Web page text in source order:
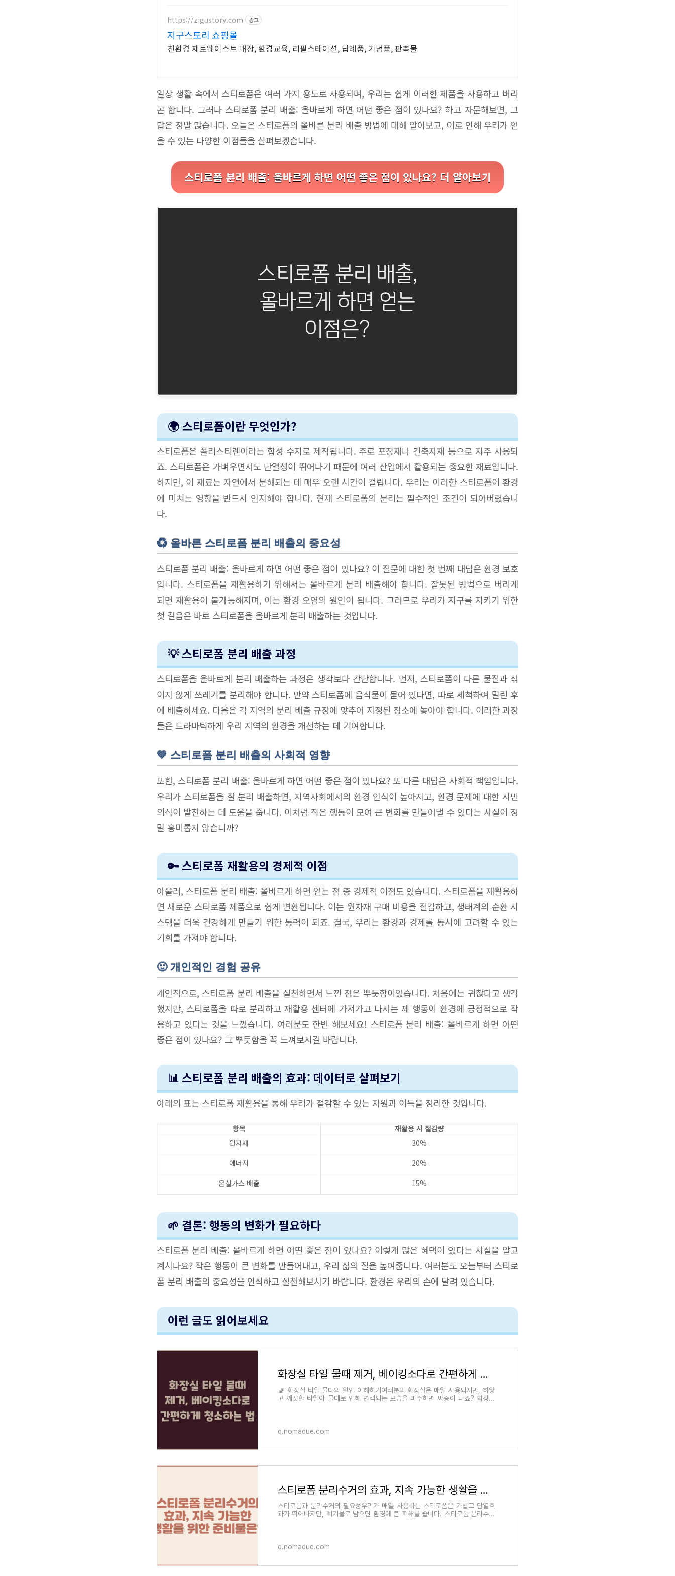
https://zigustory.com 광고
지구스토리 쇼핑몰
친환경 제로웨이스트 매장, 환경교육, 리필스테이션, 답례품, 기념품, 판촉물
일상 생활 속에서 스티로폼은 여러 가지 용도로 사용되며, 우리는 쉽게 이러한 제품을 사용하고 버리
곤 합니다. 그러나 스티로폼 분리 배출: 올바르게 하면 어떤 좋은 점이 있나요? 하고 자문해보면, 그
답은 정말 많습니다. 오늘은 스티로폼의 올바른 분리 배출 방법에 대해 알아보고, 이로 인해 우리가 얻
을 수 있는 다양한 이점들을 살펴보겠습니다.
스티로폼 분리 배출: 올바르게 하면 어떤 좋은 점이 있나요? 더 알아보기
🌍 스티로폼이란 무엇인가?
스티로폼은 폴리스티렌이라는 합성 수지로 제작됩니다. 주로 포장재나 건축자재 등으로 자주 사용되
죠. 스티로폼은 가벼우면서도 단열성이 뛰어나기 때문에 여러 산업에서 활용되는 중요한 재료입니다.
하지만, 이 재료는 자연에서 분해되는 데 매우 오랜 시간이 걸립니다. 우리는 이러한 스티로폼이 환경
에 미치는 영향을 반드시 인지해야 합니다. 현재 스티로폼의 분리는 필수적인 조건이 되어버렸습니
다.
♻️ 올바른 스티로폼 분리 배출의 중요성
스티로폼 분리 배출: 올바르게 하면 어떤 좋은 점이 있나요? 이 질문에 대한 첫 번째 대답은 환경 보호
입니다. 스티로폼을 재활용하기 위해서는 올바르게 분리 배출해야 합니다. 잘못된 방법으로 버리게
되면 재활용이 불가능해지며, 이는 환경 오염의 원인이 됩니다. 그러므로 우리가 지구를 지키기 위한
첫 걸음은 바로 스티로폼을 올바르게 분리 배출하는 것입니다.
💡 스티로폼 분리 배출 과정
스티로폼을 올바르게 분리 배출하는 과정은 생각보다 간단합니다. 먼저, 스티로폼이 다른 물질과 섞
이지 않게 쓰레기를 분리해야 합니다. 만약 스티로폼에 음식물이 묻어 있다면, 따로 세척하여 말린 후
에 배출하세요. 다음은 각 지역의 분리 배출 규정에 맞추어 지정된 장소에 놓아야 합니다. 이러한 과정
들은 드라마틱하게 우리 지역의 환경을 개선하는 데 기여합니다.
💚 스티로폼 분리 배출의 사회적 영향
또한, 스티로폼 분리 배출: 올바르게 하면 어떤 좋은 점이 있나요? 또 다른 대답은 사회적 책임입니다.
우리가 스티로폼을 잘 분리 배출하면, 지역사회에서의 환경 인식이 높아지고, 환경 문제에 대한 시민
의식이 발전하는 데 도움을 줍니다. 이처럼 작은 행동이 모여 큰 변화를 만들어낼 수 있다는 사실이 정
말 흥미롭지 않습니까?
🔑 스티로폼 재활용의 경제적 이점
아울러, 스티로폼 분리 배출: 올바르게 하면 얻는 점 중 경제적 이점도 있습니다. 스티로폼을 재활용하
면 새로운 스티로폼 제품으로 쉽게 변환됩니다. 이는 원자재 구매 비용을 절감하고, 생태계의 순환 시
스템을 더욱 건강하게 만들기 위한 동력이 되죠. 결국, 우리는 환경과 경제를 동시에 고려할 수 있는
기회를 가져야 합니다.
🙂 개인적인 경험 공유
개인적으로, 스티로폼 분리 배출을 실천하면서 느낀 점은 뿌듯함이었습니다. 처음에는 귀찮다고 생각
했지만, 스티로폼을 따로 분리하고 재활용 센터에 가져가고 나서는 제 행동이 환경에 긍정적으로 작
용하고 있다는 것을 느꼈습니다. 여러분도 한번 해보세요! 스티로폼 분리 배출: 올바르게 하면 어떤
좋은 점이 있나요? 그 뿌듯함을 꼭 느껴보시길 바랍니다.
📊 스티로폼 분리 배출의 효과: 데이터로 살펴보기
아래의 표는 스티로폼 재활용을 통해 우리가 절감할 수 있는 자원과 이득을 정리한 것입니다.
항목
재활용 시 절감량
원자재
30%
에너지
20%
온실가스 배출
15%
🌱 결론: 행동의 변화가 필요하다
스티로폼 분리 배출: 올바르게 하면 어떤 좋은 점이 있나요? 이렇게 많은 혜택이 있다는 사실을 알고
계시나요? 작은 행동이 큰 변화를 만들어내고, 우리 삶의 질을 높여줍니다. 여러분도 오늘부터 스티로
폼 분리 배출의 중요성을 인식하고 실천해보시기 바랍니다. 환경은 우리의 손에 달려 있습니다.
이런 글도 읽어보세요
화장실 타일 물때 제거, 베이킹소다로 간편하게 청소하는 법
🚽 화장실 타일 물때의 원인 이해하기여러분의 화장실은 매일 사용되지만, 하얗
고 깨끗한 타일이 물때로 인해 변색되는 모습을 마주하면 짜증이 나죠? 화장실
q.nomadue.com
스티로폼 분리수거의 효과, 지속 가능한 생활을 위한 준비물은?
스티로폼과 분리수거의 필요성우리가 매일 사용하는 스티로폼은 가볍고 단열효
과가 뛰어나지만, 폐기물로 남으면 환경에 큰 피해를 줍니다. 스티로폼 분리수거
q.nomadue.com